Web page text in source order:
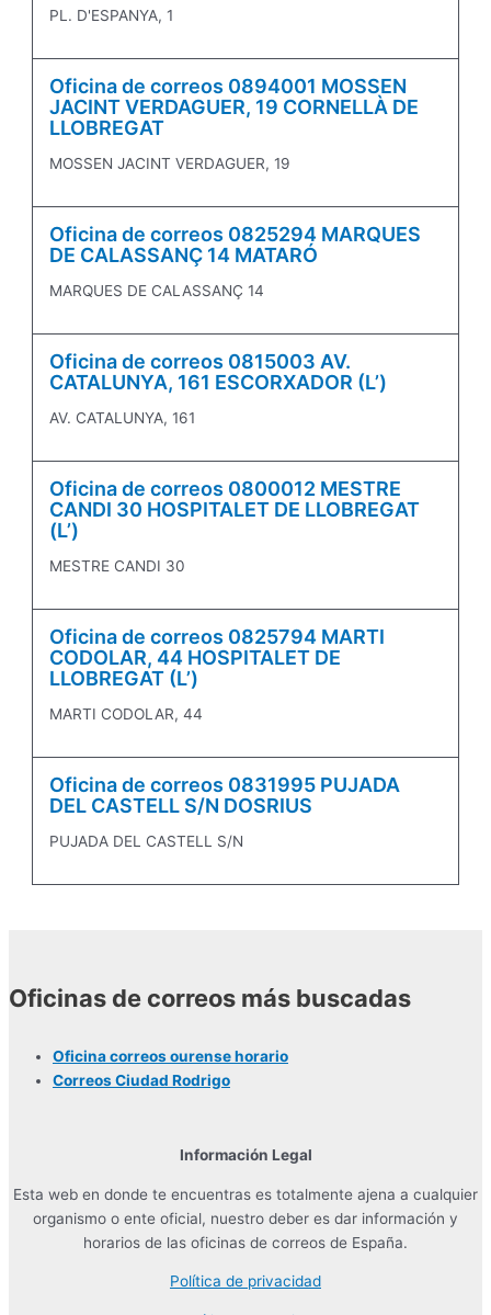
PL. D'ESPANYA, 1
Oficina de correos 0894001 MOSSEN
JACINT VERDAGUER, 19 CORNELLÀ DE
LLOBREGAT
MOSSEN JACINT VERDAGUER, 19
Oficina de correos 0825294 MARQUES
DE CALASSANÇ 14 MATARÓ
MARQUES DE CALASSANÇ 14
Oficina de correos 0815003 AV.
CATALUNYA, 161 ESCORXADOR (L’)
AV. CATALUNYA, 161
Oficina de correos 0800012 MESTRE
CANDI 30 HOSPITALET DE LLOBREGAT
(L’)
MESTRE CANDI 30
Oficina de correos 0825794 MARTI
CODOLAR, 44 HOSPITALET DE
LLOBREGAT (L’)
MARTI CODOLAR, 44
Oficina de correos 0831995 PUJADA
DEL CASTELL S/N DOSRIUS
PUJADA DEL CASTELL S/N
Oficinas de correos más buscadas
Oficina correos ourense horario
Correos Ciudad Rodrigo
Información Legal
Esta web en donde te encuentras es totalmente ajena a cualquier
organismo o ente oficial, nuestro deber es dar información y
horarios de las oficinas de correos de España.
Política de privacidad